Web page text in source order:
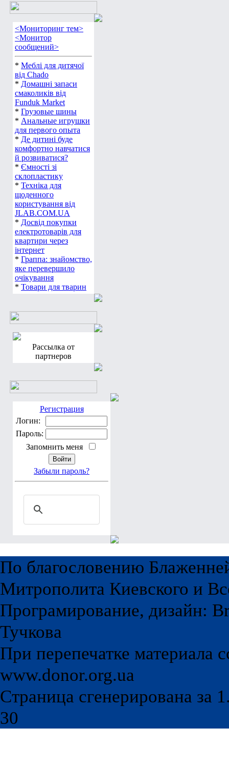
<Мониторинг тем>
<Монитор
сообщений>
* Меблі для дитячої
від Chado
* Домашні запаси
смаколиків від
Funduk Market
* Грузовые шины
* Анальные игрушки
для первого опыта
* Де дитині буде
комфортно навчатися
й розвиватися?
* Ємності зі
склопластику
* Техніка для
щоденного
користування від
JLAB.COM.UA
* Досвід покупки
електротоварів для
квартири через
інтернет
* Граппа: знайомство,
яке перевершило
очікування
* Товари для тварин
Рассылка от
партнеров
Регистрация
Логин:
Пароль:
Запомнить меня
Забыли пароль?
По благословению
Митрополита Киевского и
Програмирование, дизайн:
Тучкова
При перепечатке материала
www.donor.org.ua
Страница сгенерирована за
30